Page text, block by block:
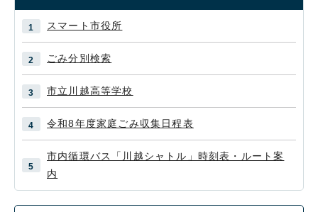
スマート市役所
ごみ分別検索
市立川越高等学校
令和8年度家庭ごみ収集日程表
市内循環バス「川越シャトル」時刻表・ルート案
内